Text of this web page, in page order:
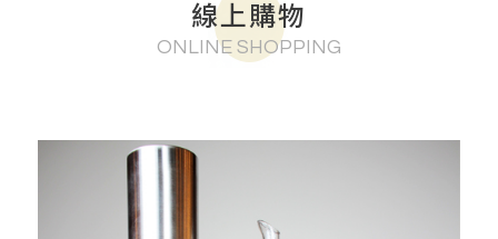
線上購物
ONLINE SHOPPING